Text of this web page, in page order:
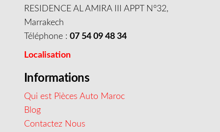
RESIDENCE AL AMIRA III APPT N°32,
Marrakech
Téléphone : 07 54 09 48 34
Localisation
Informations
Qui est Pièces Auto Maroc
Blog
Contactez Nous